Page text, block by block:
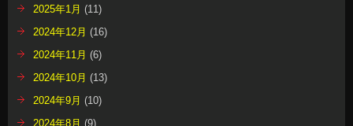
2025年1月 (11)
2024年12月 (16)
2024年11月 (6)
2024年10月 (13)
2024年9月 (10)
2024年8月 (9)